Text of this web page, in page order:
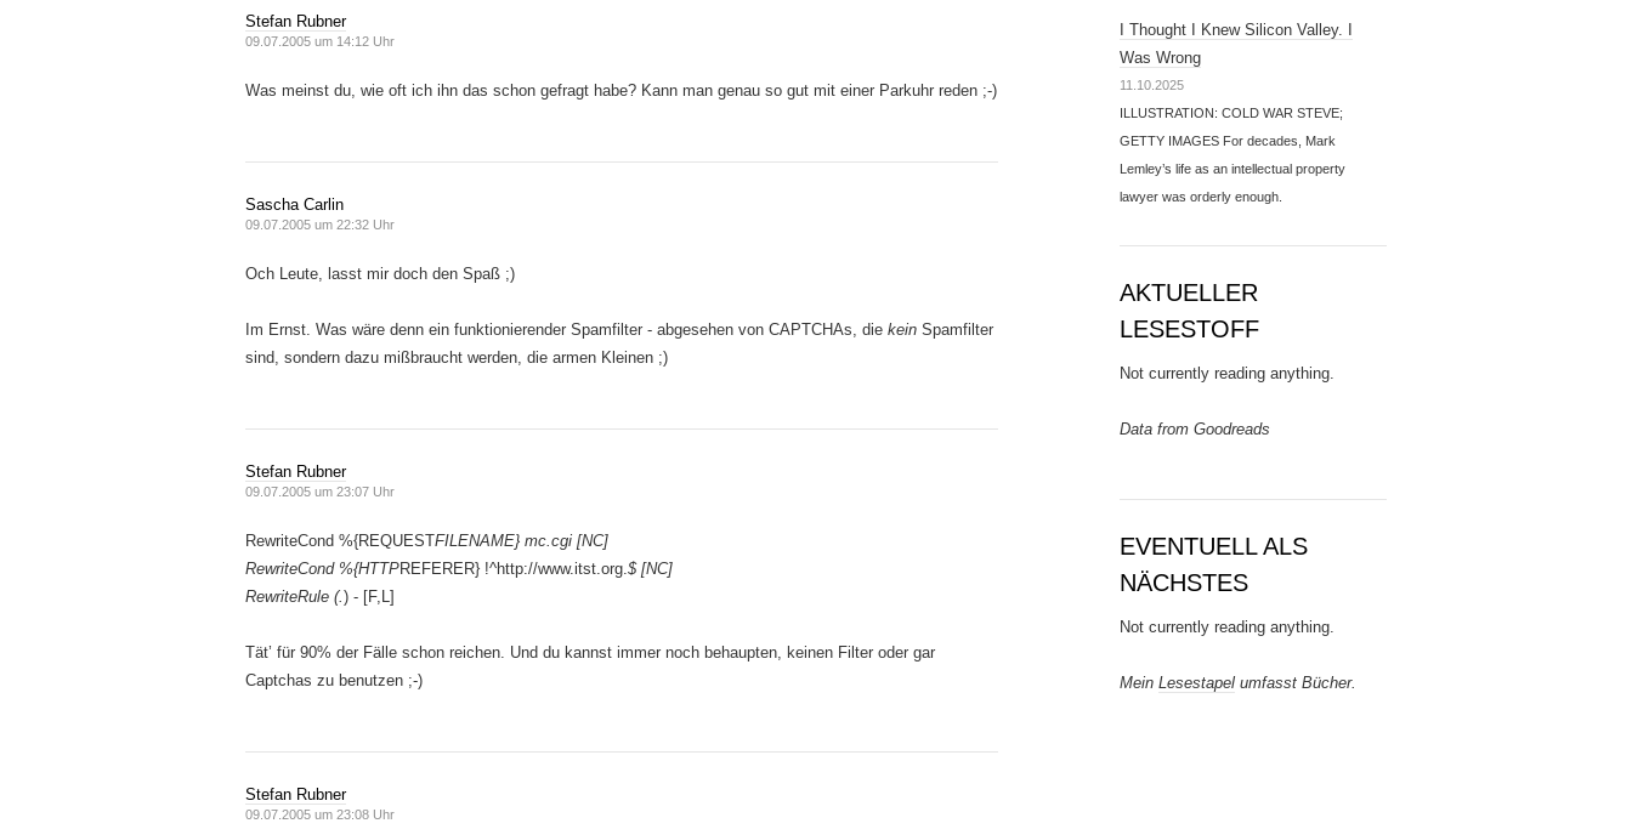
Stefan Rubner
09.07.2005 um 14:12 Uhr
Was meinst du, wie oft ich ihn das schon gefragt habe? Kann man genau so gut mit einer Parkuhr reden ;-)
Sascha Carlin
09.07.2005 um 22:32 Uhr
Och Leute, lasst mir doch den Spaß ;)
Im Ernst. Was wäre denn ein funktionierender Spamfilter - abgesehen von CAPTCHAs, die kein Spamfilter
sind, sondern dazu mißbraucht werden, die armen Kleinen ;)
Stefan Rubner
09.07.2005 um 23:07 Uhr
RewriteCond %{REQUESTFILENAME} mc.cgi [NC]
RewriteCond %{HTTPREFERER} !^http://www.itst.org.$ [NC]
RewriteRule (.) - [F,L]
Tät’ für 90% der Fälle schon reichen. Und du kannst immer noch behaupten, keinen Filter oder gar
Captchas zu benutzen ;-)
Stefan Rubner
09.07.2005 um 23:08 Uhr
I Thought I Knew Silicon Valley. I
Was Wrong
11.10.2025
ILLUSTRATION: COLD WAR STEVE;
GETTY IMAGES For decades, Mark
Lemley’s life as an intellectual property
lawyer was orderly enough.
AKTUELLER
LESESTOFF
Not currently reading anything.
Data from Goodreads
EVENTUELL ALS
NÄCHSTES
Not currently reading anything.
Mein Lesestapel umfasst Bücher.